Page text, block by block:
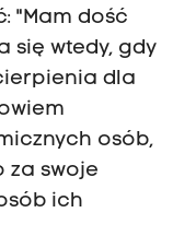
"Mam dość
się wtedy, gdy
dla
osób,
za swoje
ich